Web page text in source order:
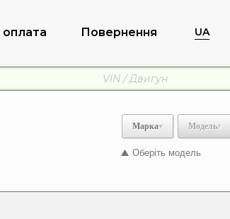
Повернення UA
Марка Модель
Оберіть модель